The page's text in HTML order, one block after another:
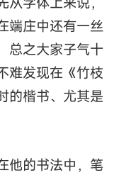
端庄中还有一丝
总之大家子气十
难发现在《竹枝
的楷书、尤其是
他的书法中，笔